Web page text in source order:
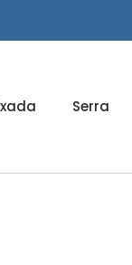
Serra